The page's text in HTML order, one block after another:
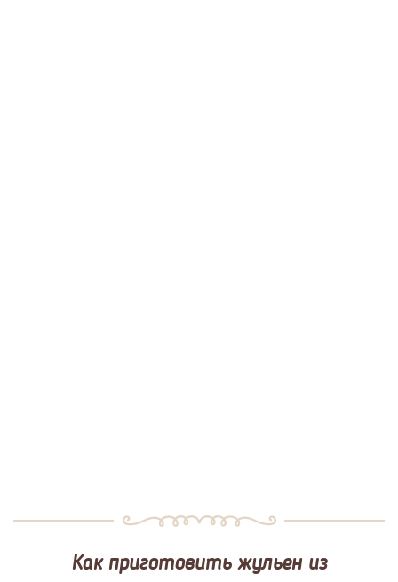
Как приготовить жульен из